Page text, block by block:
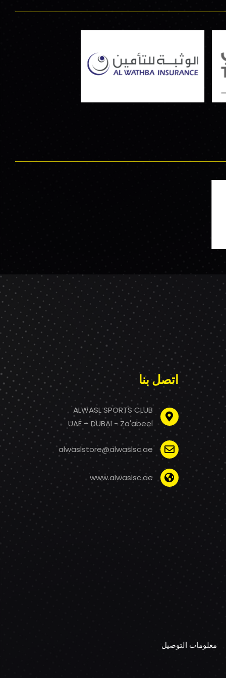
اتصل بنا
ALWASL SPORTS CLUB
UAE – DUBAI - Za'abeel
alwaslstore@alwaslsc.ae
www.alwaslsc.ae
معلومات التوصيل